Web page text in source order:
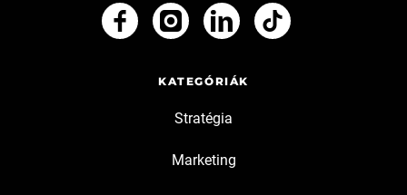
KATEGÓRIÁK
Stratégia
Marketing